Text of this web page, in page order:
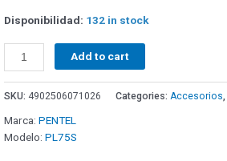
Disponibilidad: 132 in stock
Add to cart
SKU: 4902506071026 Categories: Accesorios
Marca: PENTEL
Modelo: PL75S